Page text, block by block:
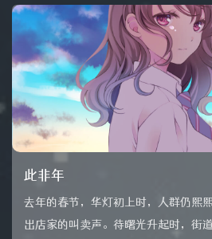
此非年
去年的春节，华灯初上时，人群仍熙
出店家的叫卖声。待曙光升起时，街